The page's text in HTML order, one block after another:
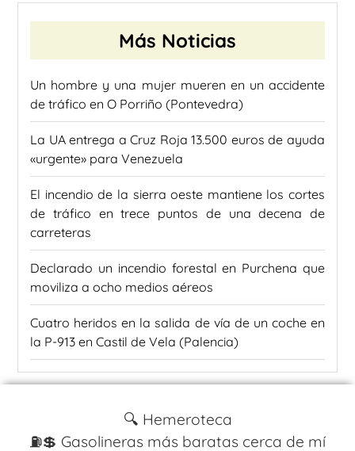
Más Noticias
Un hombre y una mujer mueren en un accidente
de tráfico en O Porriño (Pontevedra)
La UA entrega a Cruz Roja 13.500 euros de ayuda
«urgente» para Venezuela
El incendio de la sierra oeste mantiene los cortes
de tráfico en trece puntos de una decena de
carreteras
Declarado un incendio forestal en Purchena que
moviliza a ocho medios aéreos
Cuatro heridos en la salida de vía de un coche en
la P-913 en Castil de Vela (Palencia)
🔍 Hemeroteca
⛽️💲 Gasolineras más baratas cerca de mí